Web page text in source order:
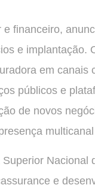
financeiro,
e implantação.
em canais
públicos e
de novos
Nacional
e